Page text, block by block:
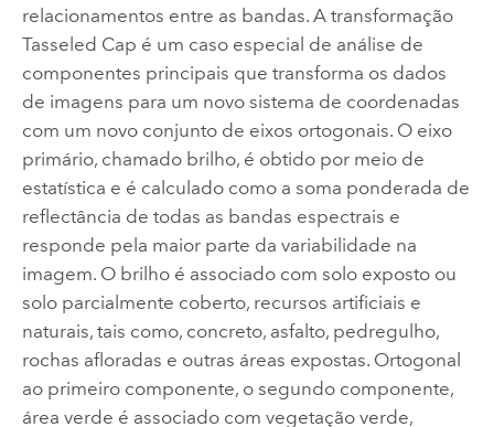
relacionamentos entre as bandas. A transformação
Tasseled Cap é um caso especial de análise de
componentes principais que transforma os dados
de imagens para um novo sistema de coordenadas
com um novo conjunto de eixos ortogonais. O eixo
primário, chamado brilho, é obtido por meio de
estatística e é calculado como a soma ponderada de
reflectância de todas as bandas espectrais e
responde pela maior parte da variabilidade na
imagem. O brilho é associado com solo exposto ou
solo parcialmente coberto, recursos artificiais e
naturais, tais como, concreto, asfalto, pedregulho,
rochas afloradas e outras áreas expostas. Ortogonal
ao primeiro componente, o segundo componente,
área verde é associado com vegetação verde,